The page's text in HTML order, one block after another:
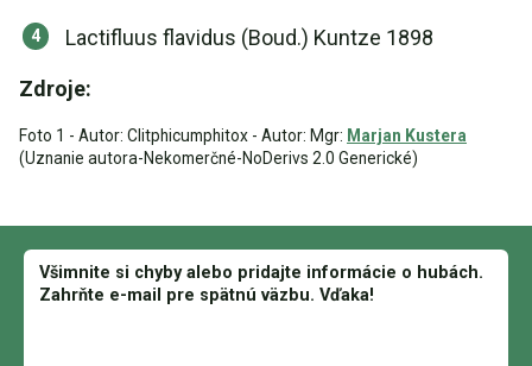
Lactifluus flavidus (Boud.) Kuntze 1898
Zdroje:
Foto 1 - Autor: Clitphicumphitox - Autor: Mgr: Marjan Kustera
(Uznanie autora-Nekomerčné-NoDerivs 2.0 Generické)